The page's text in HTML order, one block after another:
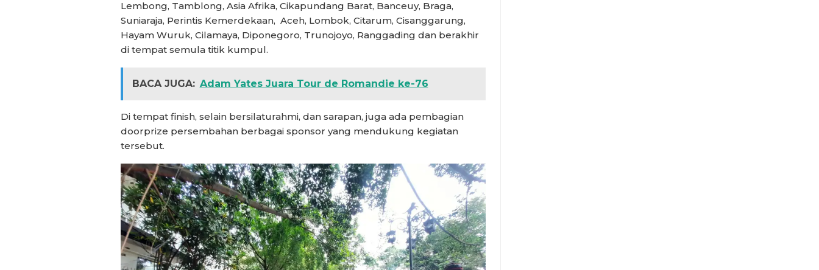
Lembong, Tamblong, Asia Afrika, Cikapundang Barat, Banceuy, Braga,
Suniaraja, Perintis Kemerdekaan, Aceh, Lombok, Citarum, Cisanggarung,
Hayam Wuruk, Cilamaya, Diponegoro, Trunojoyo, Ranggading dan berakhir
di tempat semula titik kumpul.
BACA JUGA: Adam Yates Juara Tour de Romandie ke-76
Di tempat finish, selain bersilaturahmi, dan sarapan, juga ada pembagian
doorprize persembahan berbagai sponsor yang mendukung kegiatan
tersebut.